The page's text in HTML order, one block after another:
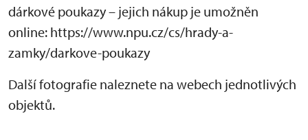
dárkové poukazy – jejich nákup je umožněn
online: https://www.npu.cz/cs/hrady-a-
zamky/darkove-poukazy
Další fotografie naleznete na webech jednotlivých
objektů.